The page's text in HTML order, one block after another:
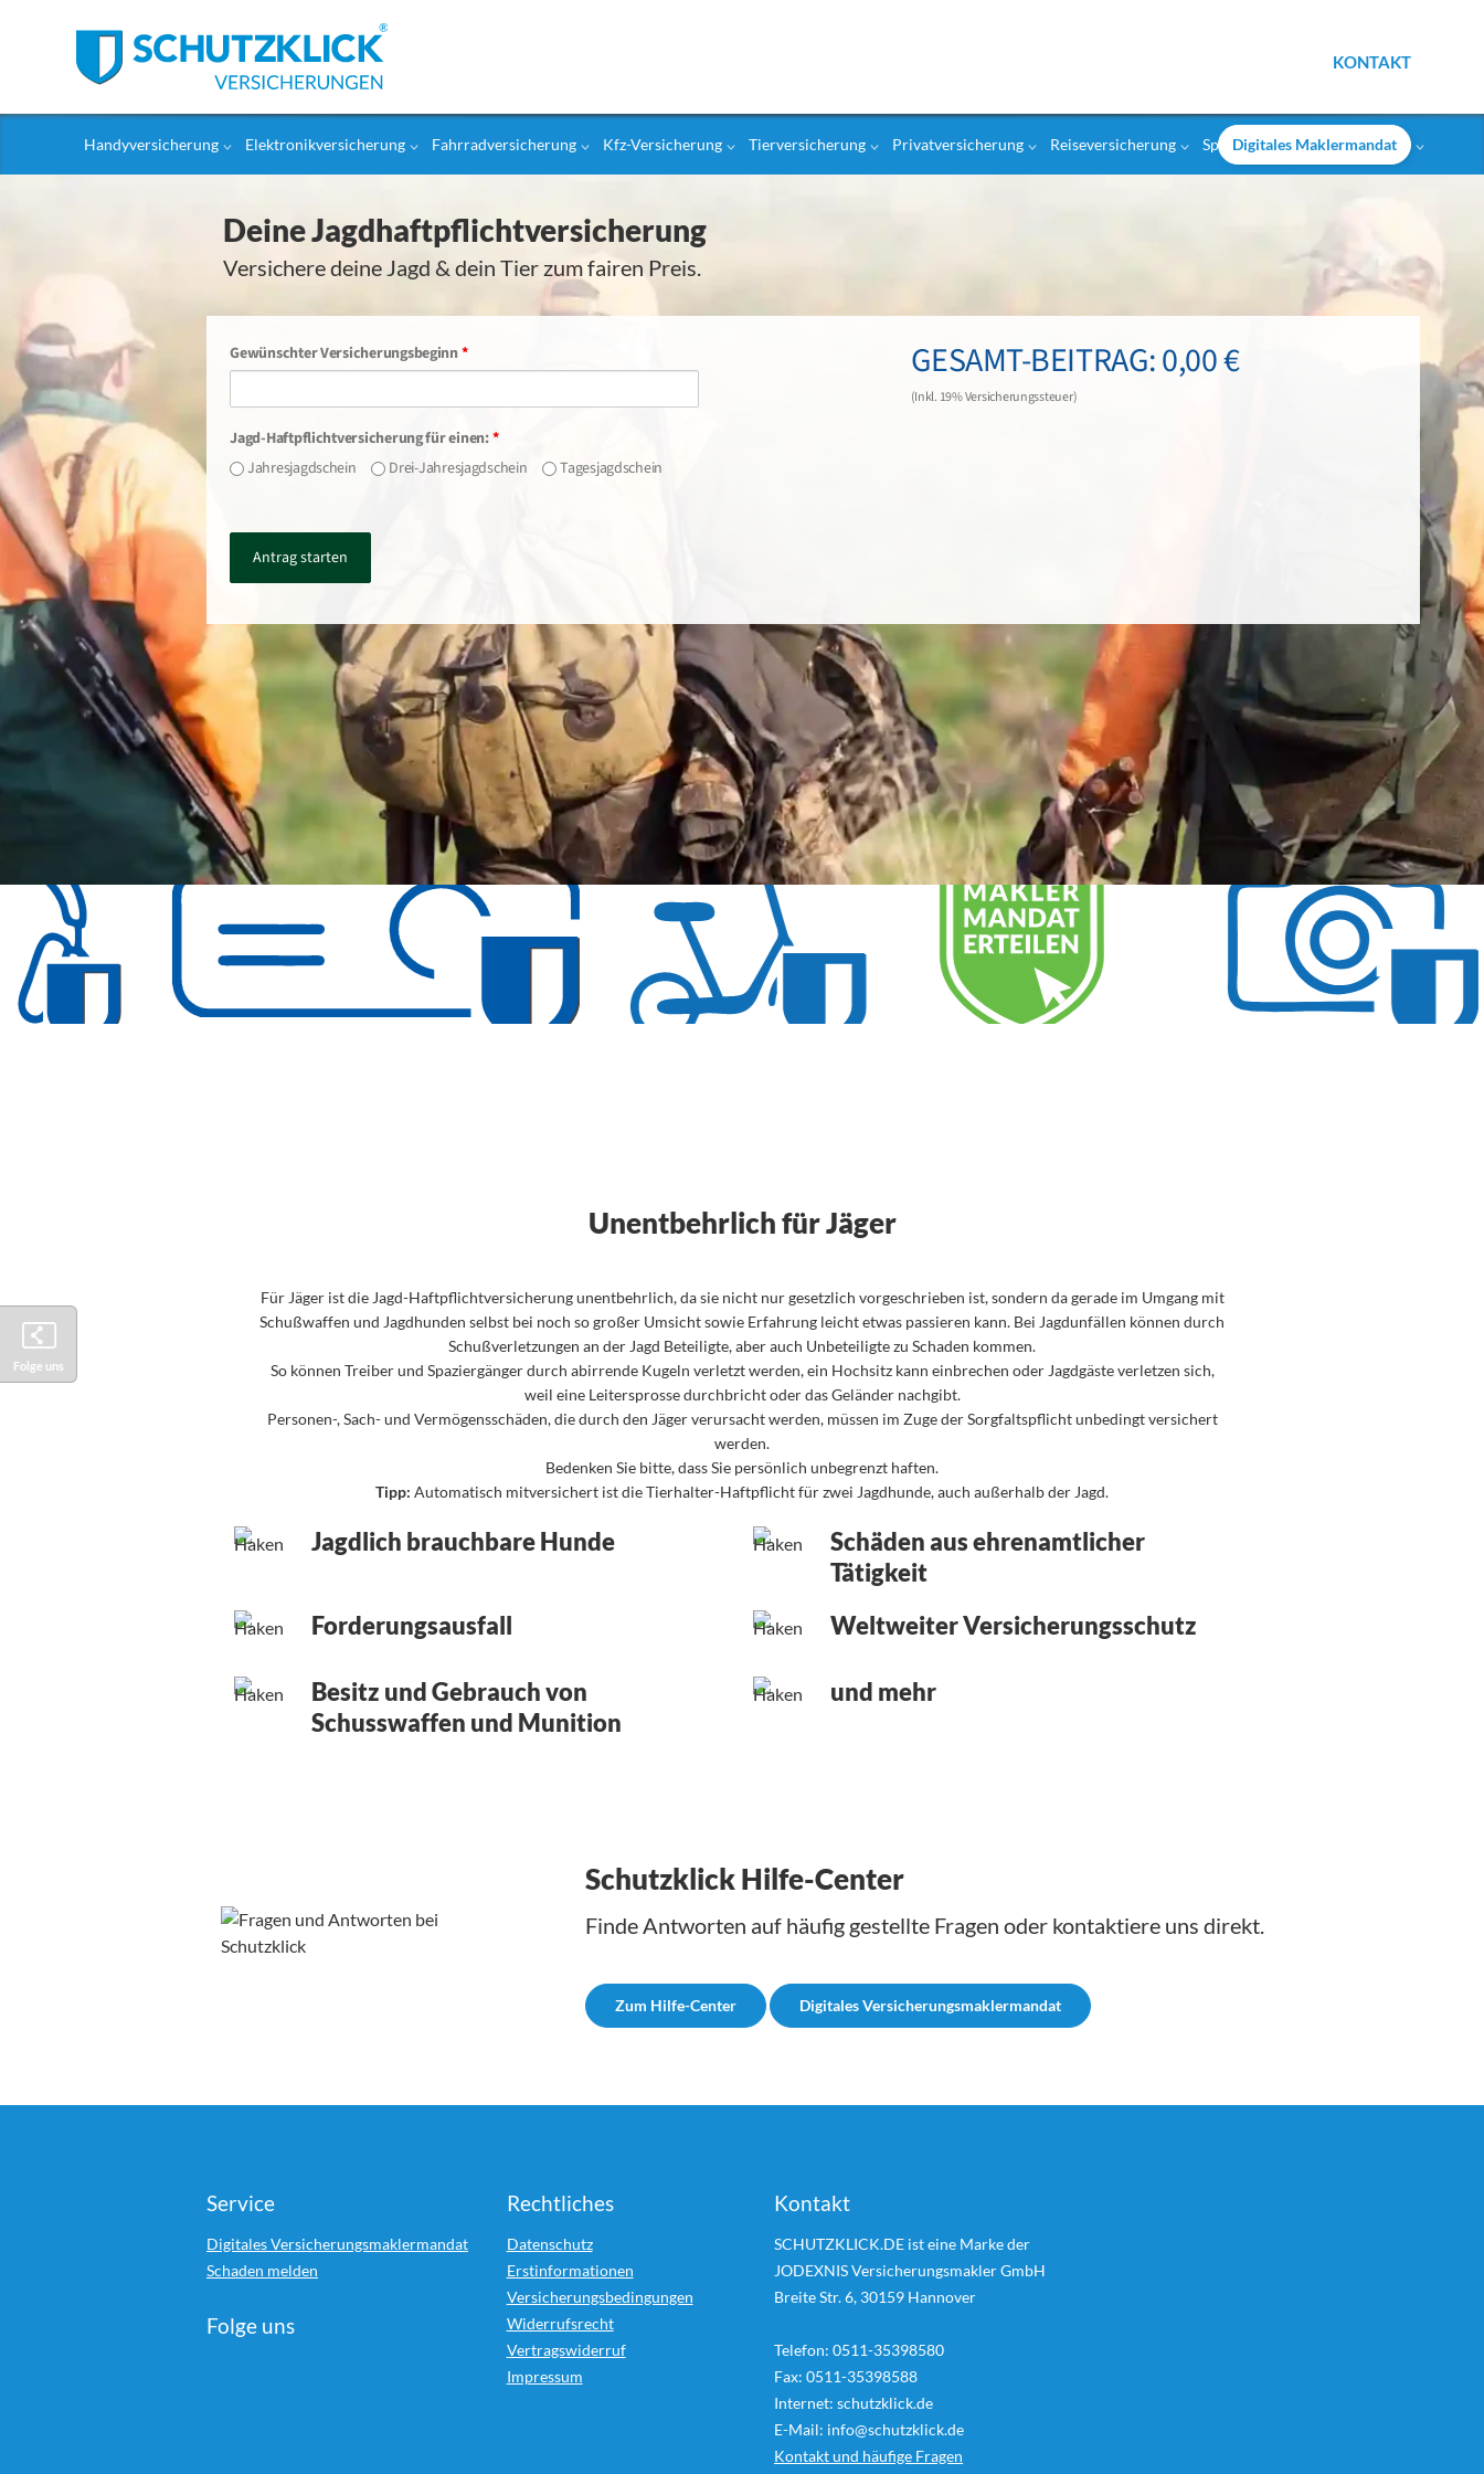
KONTAKT
Handyversicherung Elektronikversicherung Fahrradversicherung Kfz-Versicherung Tierversicherung Privatversicherung Reiseversicherung Sportversicherung Weitere
Digitales Maklermandat
Folge uns
Deine Jagdhaftpflicht­versicherung
Versichere deine Jagd & dein Tier zum fairen Preis.
Unentbehrlich für Jäger
Für Jäger ist die Jagd-Haftpflichtversicherung unentbehrlich, da sie nicht nur gesetzlich vorgeschrieben ist, sondern da gerade im Umgang mit
Schußwaffen und Jagdhunden selbst bei noch so großer Umsicht sowie Erfahrung leicht etwas passieren kann. Bei Jagdunfällen können durch
Schußverletzungen an der Jagd Beteiligte, aber auch Unbeteiligte zu Schaden kommen.
So können Treiber und Spaziergänger durch abirrende Kugeln verletzt werden, ein Hochsitz kann einbrechen oder Jagdgäste verletzen sich,
weil eine Leitersprosse durchbricht oder das Geländer nachgibt.
Personen-, Sach- und Vermögensschäden, die durch den Jäger verursacht werden, müssen im Zuge der Sorgfaltspflicht unbedingt versichert
werden.
Bedenken Sie bitte, dass Sie persönlich unbegrenzt haften.
Tipp: Automatisch mitversichert ist die Tierhalter-Haftpflicht für zwei Jagdhunde, auch außerhalb der Jagd.
Jagdlich brauchbare Hunde
Schäden aus ehrenamtlicher
Tätigkeit
Forderungsausfall
Weltweiter Versicherungsschutz
Besitz und Gebrauch von
Schusswaffen und Munition
und mehr
Schutzklick Hilfe-Center
Finde Antworten auf häufig gestellte Fragen oder kontaktiere uns direkt.
Zum Hilfe-Center Digitales Versicherungsmaklermandat
Service
Digitales Versicherungsmaklermandat
Schaden melden
Folge uns
Rechtliches
Datenschutz
Erstinformationen
Versicherungsbedingungen
Widerrufsrecht
Vertragswiderruf
Impressum
Kontakt
SCHUTZKLICK.DE ist eine Marke der
JODEXNIS Versicherungsmakler GmbH
Breite Str. 6, 30159 Hannover
Telefon: 0511-35398580
Fax: 0511-35398588
Internet: schutzklick.de
E-Mail: info@schutzklick.de
Kontakt und häufige Fragen